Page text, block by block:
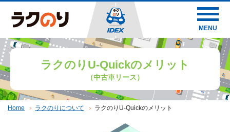
MENU
ラクのりU-Quickのメリット
（中古車リース）
Home ラクのりについて ラクのりU-Quickのメリット